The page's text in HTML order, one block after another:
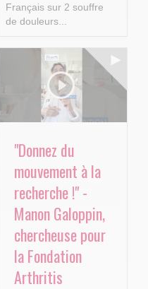
Français sur 2 souffre
de douleurs...
"Donnez du
mouvement à la
recherche !" -
Manon Galoppin,
chercheuse pour
la Fondation
Arthritis